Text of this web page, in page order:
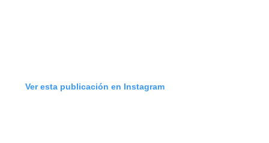
Ver esta publicación en Instagram